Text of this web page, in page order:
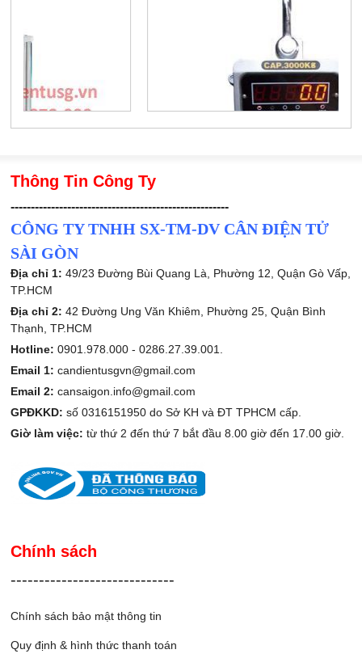
Thông Tin Công Ty
------------------------------------------------------
CÔNG TY TNHH SX-TM-DV CÂN ĐIỆN TỬ
SÀI GÒN
Địa chỉ 1: 49/23 Đường Bùi Quang Là, Phường 12, Quận Gò Vấp,
TP.HCM
Địa chỉ 2:42 Đường Ung Văn Khiêm, Phường 25, Quận Bình
Thạnh, TP.HCM
Hotline: 0901.978.000 -0286.27.39.001.
Email 1: candientusgvn@gmail.com
Email 2: cansaigon.info@gmail.com
GPĐKKD: số 0316151950 do Sở KH và ĐT TPHCM cấp.
Giờ làm việc: từ thứ 2 đến thứ 7 bắt đầu 8.00 giờ đến 17.00 giờ.
Chính sách
-----------------------------
Chính sách bảo mật thông tin
Quy định & hình thức thanh toán